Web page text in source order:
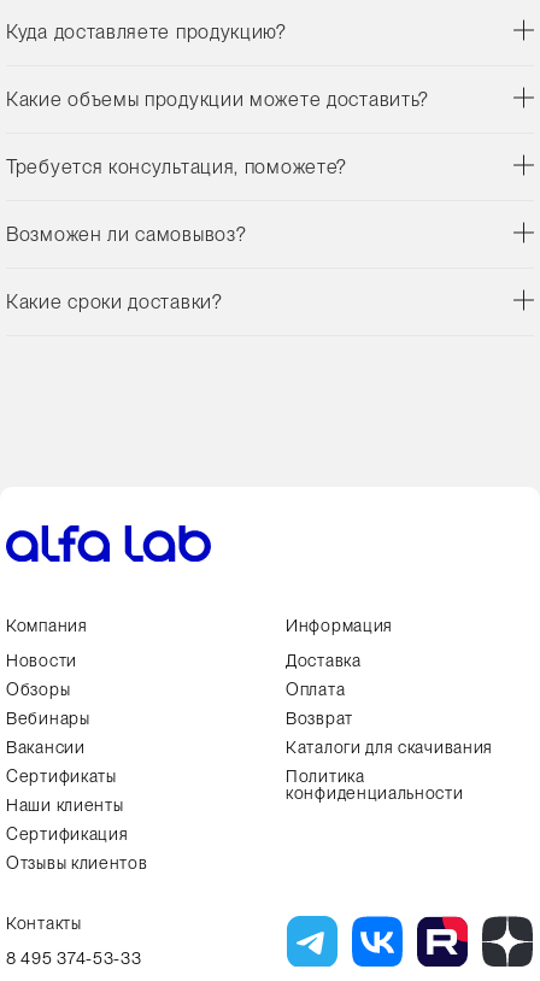
Куда доставляете продукцию?
Какие объемы продукции можете доставить?
Требуется консультация, поможете?
Возможен ли самовывоз?
Какие сроки доставки?
Компания
Новости
Обзоры
Вебинары
Вакансии
Сертификаты
Наши клиенты
Сертификация
Отзывы клиентов
Информация
Доставка
Оплата
Возврат
Каталоги для скачивания
Политика
конфиденциальности
Контакты
8 495 374-53-33